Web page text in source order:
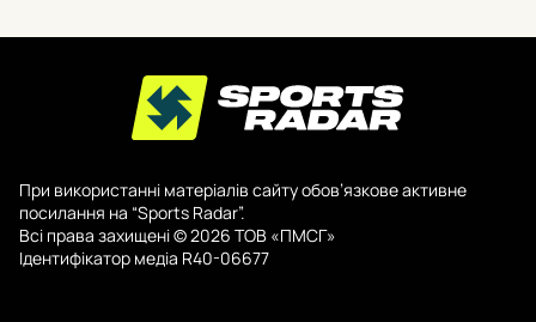
При використанні матеріалів сайту обов’язкове активне
посилання на “Sports Radar”.
Всі права захищені © 2026 ТОВ «ПМСГ»
Ідентифікатор медіа R40-06677